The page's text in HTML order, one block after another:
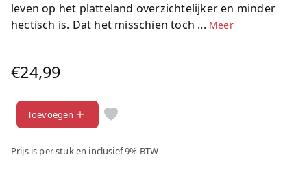
leven op het platteland overzichtelijker en minder
hectisch is. Dat het misschien toch ... Meer
€24,99
Toevoegen
Prijs is per stuk en inclusief 9% BTW